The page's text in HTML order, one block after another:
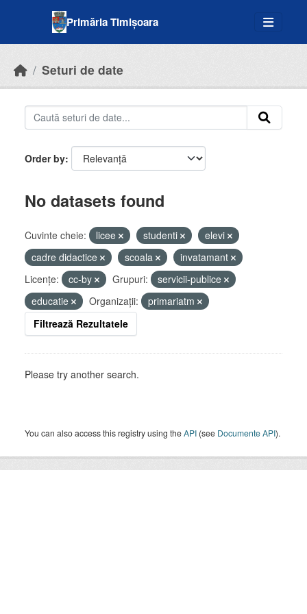
Primăria Timișoara
Seturi de date
Order by
No datasets found
Cuvinte cheie: licee studenti
elevi
cadre didactice
scoala
invatamant
Licenţe:
cc-by Grupuri:
servicii-publice
educatie
Organizații:
primariatm
Filtrează Rezultatele
Please try another search.
You can also access this registry using theAPI (see Documente API).